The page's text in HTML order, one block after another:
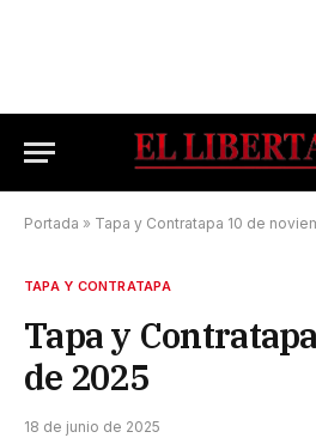
Portada » Tapa y Contratapa 10 de
TAPA Y CONTRATAPA
Tapa y
de 2025
18 de junio de 2025